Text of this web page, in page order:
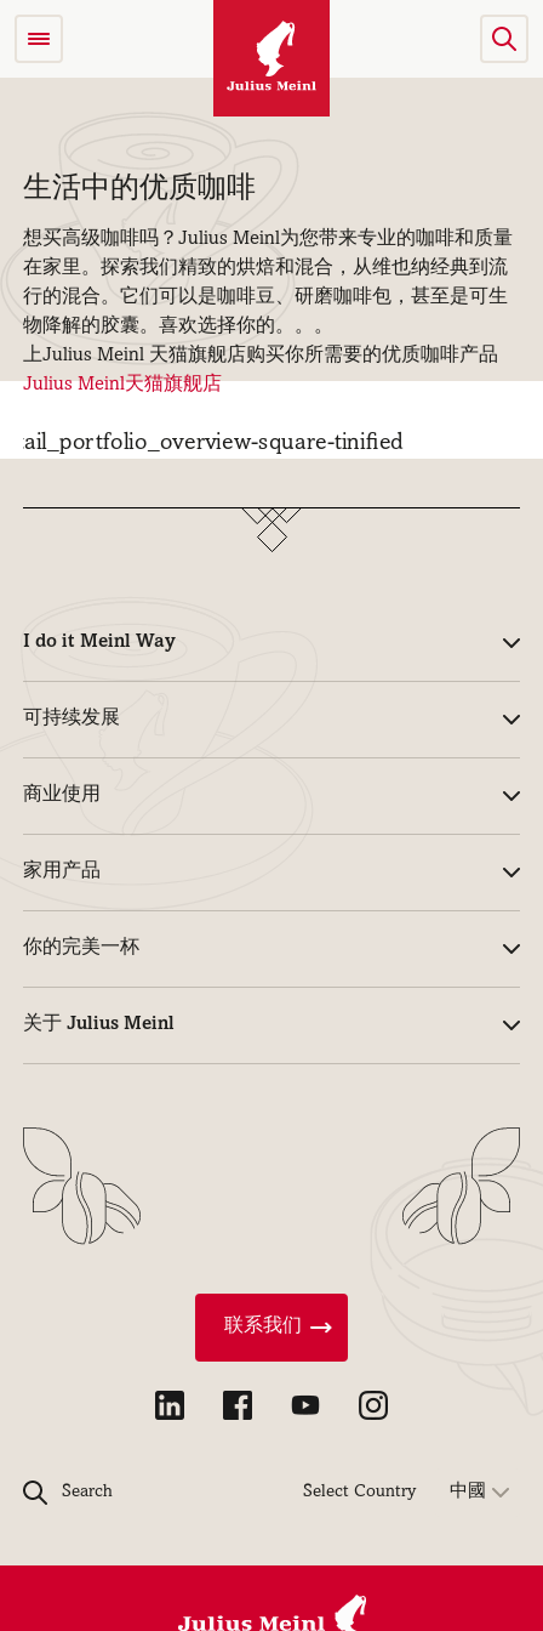
生活中的优质咖啡
想买高级咖啡吗？Julius Meinl为您带来专业的咖啡和质量
在家里。探索我们精致的烘焙和混合，从维也纳经典到流
行的混合。它们可以是咖啡豆、研磨咖啡包，甚至是可生
物降解的胶囊。喜欢选择你的。。。
上Julius Meinl 天猫旗舰店购买你所需要的优质咖啡产品
Julius Meinl天猫旗舰店
I do it Meinl Way
可持续发展
商业使用
家用产品
你的完美一杯
关于 Julius Meinl
Search
联系我们
Select Country 中國